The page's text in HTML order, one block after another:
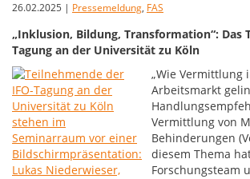
26.02.2025 | Pressemeldung, FAS
„Inklusion, Bildung, Transformation“: Das
Tagung an der Universität zu Köln
„Wie Vermittlung
Arbeitsmarkt
Vermittlung von
Behinderungen
diesem Thema
Forschungsteam